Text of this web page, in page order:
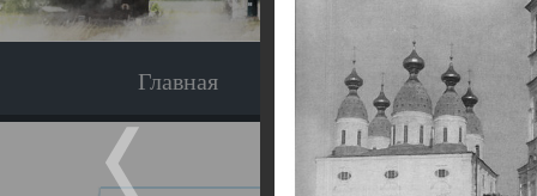
Главная Экскурсия